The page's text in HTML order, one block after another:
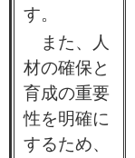
す。
また、人
材の確保と
育成の重要
性を明確に
するため、